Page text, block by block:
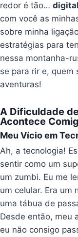
redor é tão…digital
com você as
sobre minha
estratégias para
nessa montanha-
se para rir e, quem
aventuras!
A Dificuldade
Acontece
Meu Vício em
Ah, a tecnologia!
sentir como um
um zumbi. Eu me
um celular. Era um
uma tábua de
Desde então, meu
eu não consigo